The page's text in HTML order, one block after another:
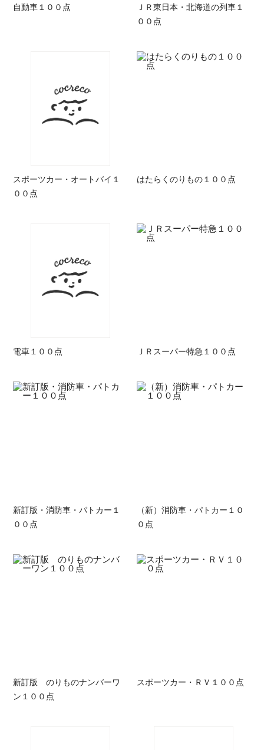
自動車１００点
ＪＲ東日本・北海道の列車１
００点
スポーツカー・オートバイ１
００点
はたらくのりもの１００点
電車１００点 ＪＲスーパー特急１００点
新訂版・消防車・パトカー１
００点
（新）消防車・パトカー１０
０点
新訂版 のりものナンバーワ
ン１００点
スポーツカー・ＲＶ１００点